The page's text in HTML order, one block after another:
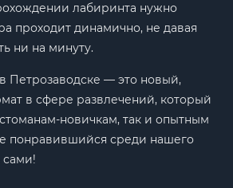
лабиринта нужно
проходит динамично, не давая
ни на минуту.
Петрозаводске — это новый,
в сфере развлечений, который
новичкам, так и опытным
понравившийся среди нашего
сами!